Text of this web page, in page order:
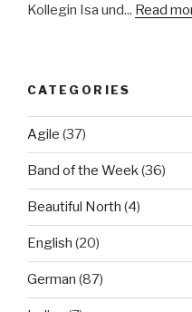
Kollegin Isa und... Read
CATEGORIES
Agile (37)
Band of the Week(36)
Beautiful North (4)
English (20)
German (87)